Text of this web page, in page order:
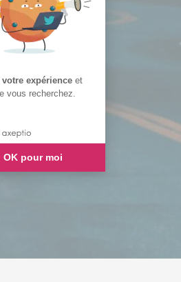
expérience et
vous recherchez.
OK pour moi
et de gérer vos paramètres de